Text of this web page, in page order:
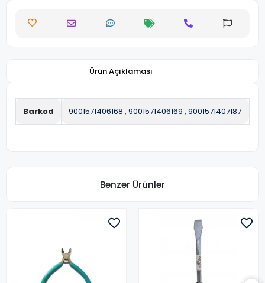
Ürün Açıklaması
Barkod 9001571406168 , 9001571406169 , 9001571407187
Benzer Ürünler